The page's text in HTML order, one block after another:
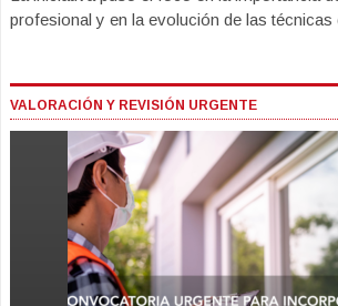
profesional y en la evolución de las técnicas
VALORACIÓN Y REVISIÓN URGENTE